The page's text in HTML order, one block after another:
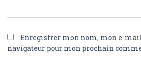
Enregistrer mon nom, mon e-
navigateur pour mon prochain